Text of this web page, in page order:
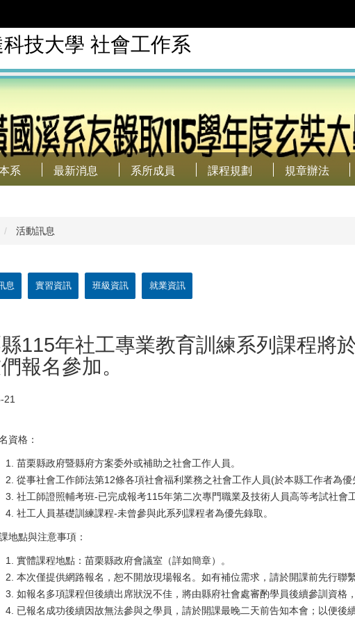
技大學 社會工作系
系 最新消息 系所成員 課程規劃 規章辦法
活動訊息
息 實習資訊 班級資訊 就業資訊
115年社工專業教育訓練系列課程將
報名參加。
21
資格：
苗栗縣政府暨縣府方案委外或補助之社會工作人員。
從事社會工作師法第12條各項社會福利業務之社會工作人員(於本縣工作者為優
社工師證照輔考班-已完成報考115年第二次專門職業及技術人員高等考試社會
社工人員基礎訓練課程-未曾參與此系列課程者為優先錄取。
課地點與注意事項：
實體課程地點：苗栗縣政府會議室（詳如簡章）。
本次僅提供網路報名，恕不開放現場報名。如有補位需求，請於開課前先行聯
如報名多項課程但後續出席狀況不佳，將由縣府社會處審酌學員後續參訓資格
已報名成功後續因故無法參與之學員，請於開課最晚二天前告知本會；以便後